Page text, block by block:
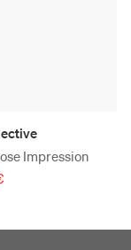
Impression